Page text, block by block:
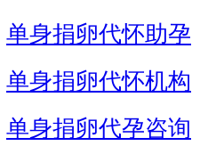
单身捐卵代怀助孕
单身捐卵代怀机构
单身捐卵代孕咨询